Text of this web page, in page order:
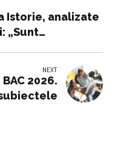
Istorie, analizate
„Sunt
NEXT
2026.